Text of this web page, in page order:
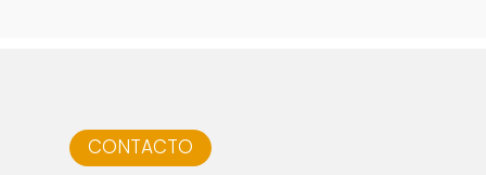
CONTACTO